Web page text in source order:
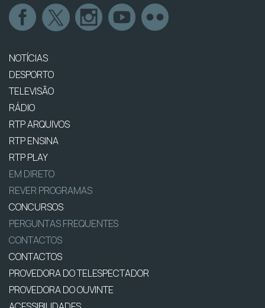
NOTÍCIAS
DESPORTO
TELEVISÃO
RÁDIO
RTP ARQUIVOS
RTP ENSINA
RTP PLAY
EM DIRETO
REVER PROGRAMAS
CONCURSOS
PERGUNTAS FREQUENTES
CONTACTOS
CONTACTOS
PROVEDORA DO TELESPECTADOR
PROVEDORA DO OUVINTE